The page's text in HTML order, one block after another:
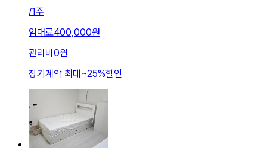
/1주
임대료400,000원
관리비 0원
장기계약 최대~25%할인